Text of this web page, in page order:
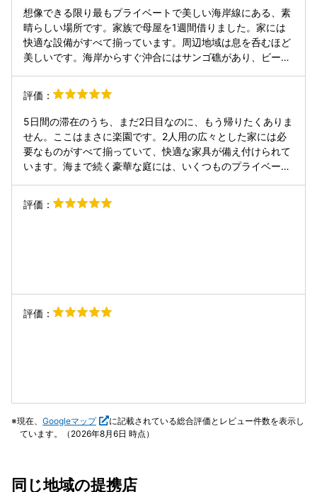
メーカーの中に虫の死骸があったり本の上にヤモリの糞が落
ちていました。 残念ながら天候には恵まれませんでしたが、
オーナーさんはホタルが出ていると声をかけて下さったり 小
雨ならカヌーが出来るよとボートを貸して頂けて、ホスピタ
リティー溢れるお人柄でした。 曇りの日には東京でヨガイン
をしました。 ビーチではauは圏外でしたがdocomoはギリギ
またぜひお伺いしたいです。
想像できる限り最もプライベートで美しい海岸線にある、素
晴らしい場所です。家族で母屋を1週間借りました。家には
快適な設備がすべて揃っています。周辺地域は息を呑むほど
美しいです。海岸からすぐ沖合にはサンゴ礁があり、ビーチ
す。ビーチからカヤックでマングローブ林まで漕ぎ出しまし
た。石垣島ではレンタカーを借りるべきです。地図上では町
から少し離れているように見えますが、それは良いことで
す。なぜなら、石垣市に滞在したくないからです。この海岸
線は私のお気に入りです。潮の満ち引き​​が面白く、干潮時に
は隣のビーチまで歩いて行くことができます。石垣島でレン
タカーを借りれば、ドライブは最高です。道路は完璧です。
も同じくらい素敵です。ここは魔法のような場所で、ここに
評価：
5日間の滞在のうち、まだ2日目なのに、もう帰りたくありま
せん。ここはまさに楽園です。2人用の広々とした家には必
要なものがすべて揃っていて、快適な家具が備え付けられて
います。海まで続く豪華な庭には、いくつものプライベート
静けさと美しさは言葉では言い表せません。ビーチには小さ
なヤドカリや蝶がたくさんいます。夜空は息を呑むほど美し
評価：
評価：
現在、 Googleマップ
に記載されている総合評価とレビュー件数を表示し
ています。（2026年8月6日 時点）
同じ地域の提携店